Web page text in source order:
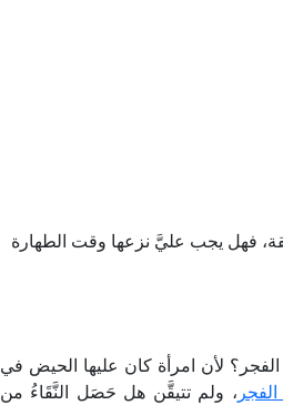
فهل يجب عليَّ نزعها وقت الطهارة
لأن امرأة كان عليها الحيض في
، ولم تتيقَّن هل حَصَل النَّقَاءُ من